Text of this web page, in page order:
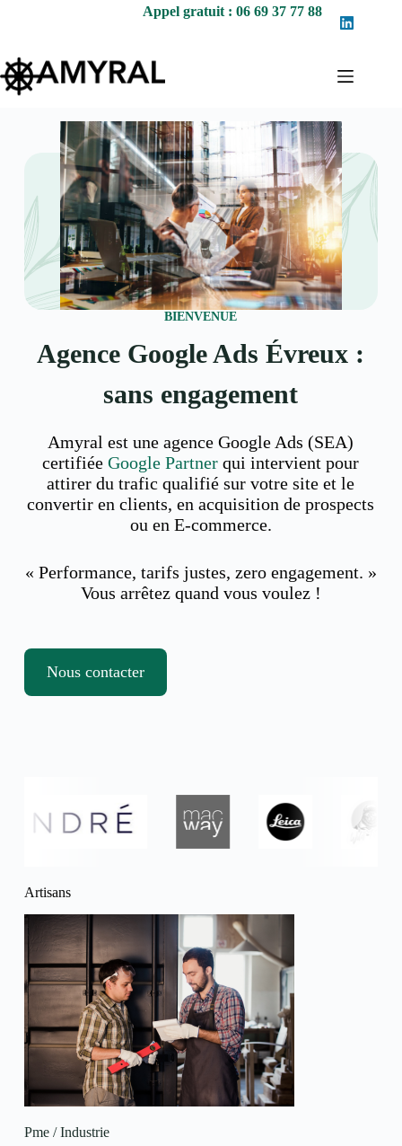
Appel gratuit : 06 69 37 77 88
BIENVENUE
Agence Google Ads Évreux :
sans engagement
Amyral est une agence Google Ads (SEA)
certifiéeGoogle Partner qui intervient pour
attirer du trafic qualifié sur votre site et le
convertir en clients, en acquisition de prospects
ou en E-commerce.
« Performance, tarifs justes, zero engagement. »
Vous arrêtez quand vous voulez !
Nous contacter
Artisans
Pme / Industrie